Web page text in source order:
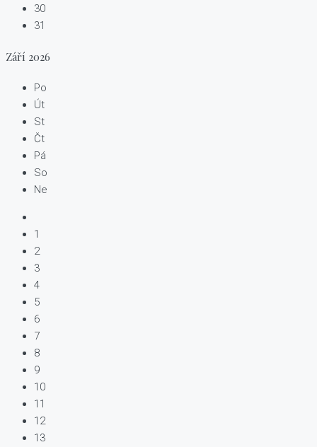
30
31
Září 2026
Po
Út
St
Čt
Pá
So
Ne
1
2
3
4
5
6
7
8
9
10
11
12
13